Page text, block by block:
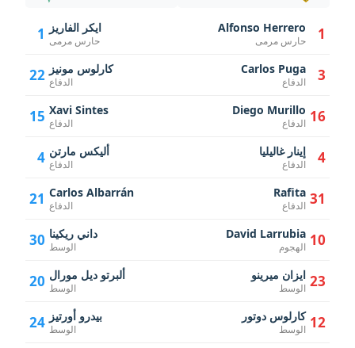
1 ايكر الفاريز
حارس مرمى
22 كارلوس مونيز
الدفاع
15 Xavi Sintes
الدفاع
4 أليكس مارتن
الدفاع
21 Carlos Albarrán
الدفاع
30 داني ريكينا
الوسط
20 ألبرتو ديل مورال
الوسط
24 بيدرو أورتيز
الوسط
1
Alfonso Herrero
حارس مرمى
3
Carlos Puga
الدفاع
16
Diego Murillo
الدفاع
4 إينار غاليليا
الدفاع
31
Rafita
الدفاع
10
David Larrubia
الهجوم
23 ايزان ميرينو
الوسط
12 كارلوس دوتور
الوسط